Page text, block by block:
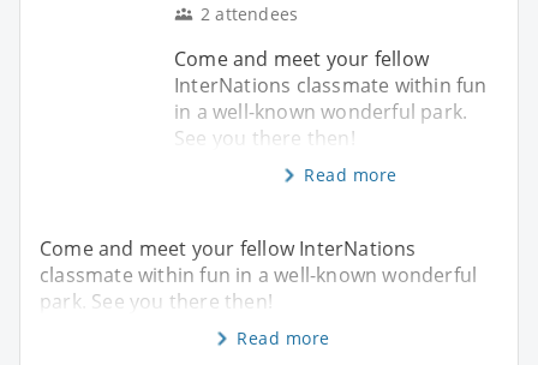
2 attendees
Come and meet your fellow
InterNations classmate within fun
in a well-known wonderful park.
See you there then!
Read more
Come and meet your fellow InterNations
classmate within fun in a well-known wonderful
park. See you there then!
Read more